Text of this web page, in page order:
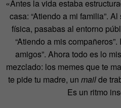
«Antes la vida estaba
casa: “Atiendo a mi familia”.
física, pasabas al entorno
“Atiendo a mis
amigos”. Ahora todo es lo
mezclado: los memes que te
te pide tu madre, un mailde
Es un ritmo